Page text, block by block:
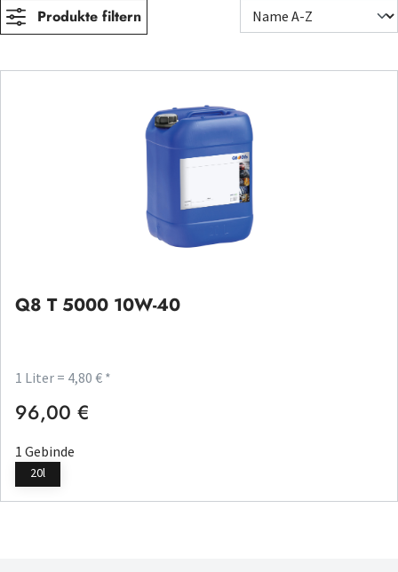
Produkte filtern
Q8 T 5000 10W-40
1 Liter = 4,80 € *
Regulärer Preis:
96,00 €
1 Gebinde
20l